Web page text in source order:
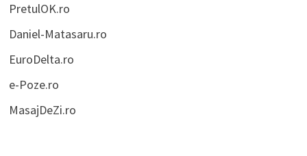
PretulOK.ro
Daniel-Matasaru.ro
EuroDelta.ro
e-Poze.ro
MasajDeZi.ro